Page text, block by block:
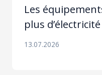
Les
plus
13.07.2026